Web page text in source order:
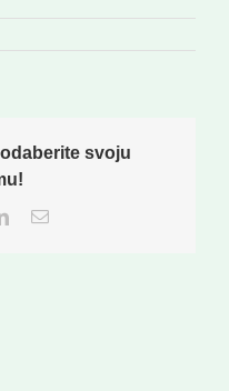
svoju
LinkedInEmail: